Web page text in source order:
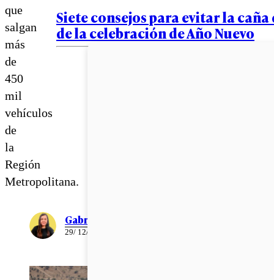
que
salgan
más
de
450
mil
vehículos
de
la
Región
Metropolitana.
Gabriela Romo
29/ 12/ 2022
Siete consejos para evitar la caña
de la celebración de Año Nuevo